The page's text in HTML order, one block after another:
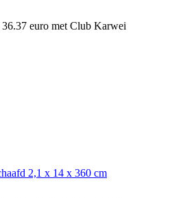
euro met Club Karwei
2,1 x 14 x 360 cm